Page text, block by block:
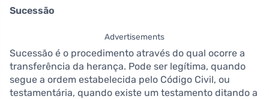
Sucessão
Advertisements
Sucessão é o procedimento através do qual ocorre a
transferência da herança. Pode ser legítima, quando
segue a ordem estabelecida pelo Código Civil, ou
testamentária, quando existe um testamento ditando a